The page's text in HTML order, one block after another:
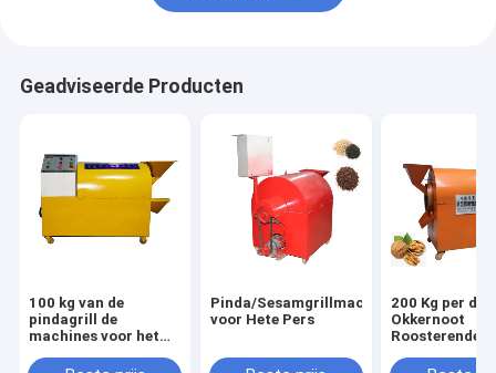
Geadviseerde Producten
100 kg van de
pindagrill de
machines voor het
Pinda/Sesamgrillmachine
voor Hete Pers
200 Kg per de
Okkernoot
Roosterende
Industriële